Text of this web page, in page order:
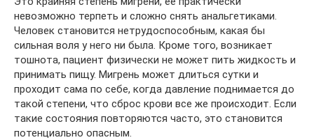
невозможно терпеть и сложно снять анальгетиками.
Человек становится нетрудоспособным, какая бы
сильная воля у него ни была. Кроме того, возникает
тошнота, пациент физически не может пить жидкость и
принимать пищу. Мигрень может длиться сутки и
проходит сама по себе, когда давление поднимается до
такой степени, что сброс крови все же происходит. Если
такие состояния повторяются часто, это становится
потенциально опасным.